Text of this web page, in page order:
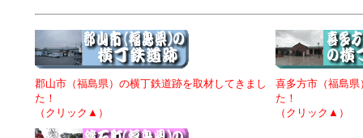
郡山市（福島県）の横丁鉄道跡を取材してきまし
た！
（クリック▲）
喜多方市（福島
た！
（クリック▲）